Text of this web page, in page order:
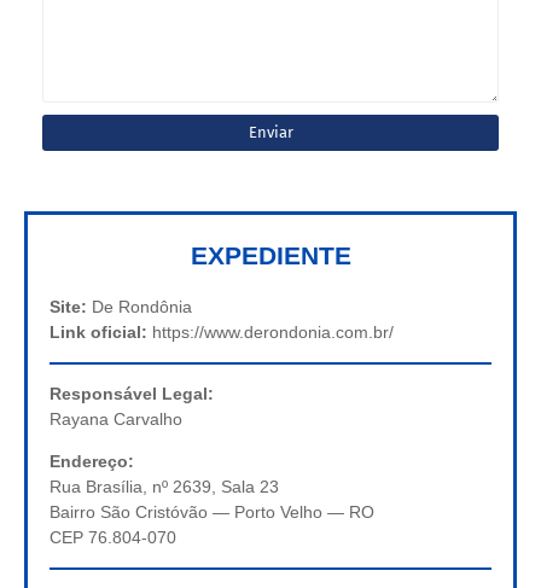
EXPEDIENTE
Site: De Rondônia
Link oficial: https://www.derondonia.com.br/
Responsável Legal:
Rayana Carvalho
Endereço:
Rua Brasília, nº 2639, Sala 23
Bairro São Cristóvão — Porto Velho — RO
CEP 76.804-070